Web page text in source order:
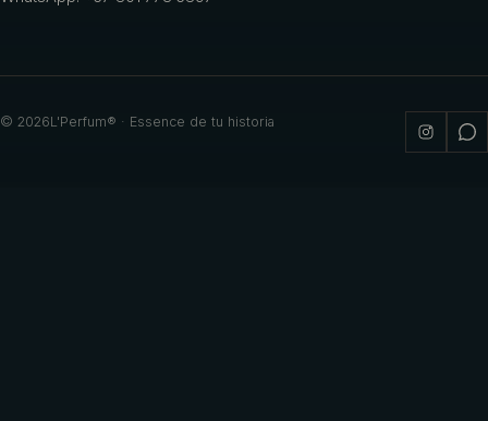
© 2026L'Perfum® · Essence de tu historia